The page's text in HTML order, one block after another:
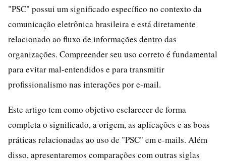
"PSC" possui um significado específico no contexto da
comunicação eletrônica brasileira e está diretamente
relacionado ao fluxo de informações dentro das
organizações. Compreender seu uso correto é fundamental
para evitar mal-entendidos e para transmitir
profissionalismo nas interações por e-mail.
Este artigo tem como objetivo esclarecer de forma
completa o significado, a origem, as aplicações e as boas
práticas relacionadas ao uso de "PSC" em e-mails. Além
disso, apresentaremos comparações com outras siglas